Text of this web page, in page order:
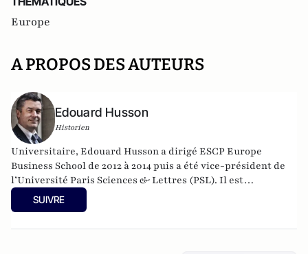
Europe
A PROPOS DES AUTEURS
Edouard Husson
Historien
Universitaire, Edouard Husson a dirigé ESCP Europe
Business School de 2012 à 2014puis a été vice-président de
l’Université Paris Sciences & Lettres (PSL). Il est
actuellement professeur à l’Institut Franco-Allemand
d’Etudes Européennes (à l’Université de Cergy-Pontoise).
SUIVRE